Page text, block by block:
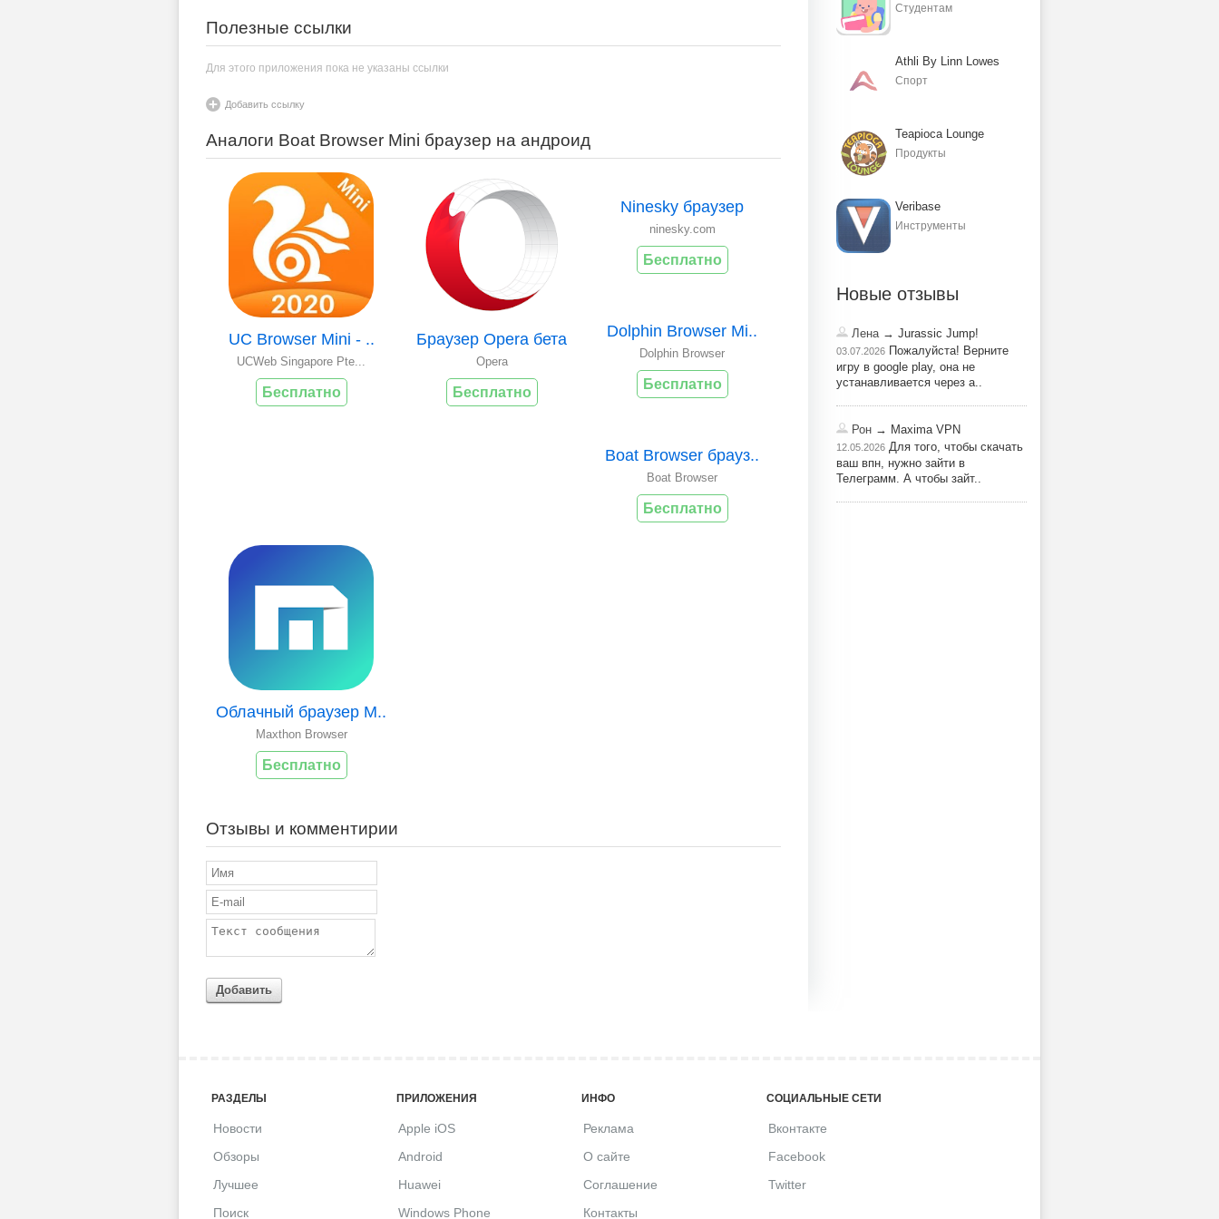
Полезные ссылки
Для этого приложения пока не указаны ссылки
Добавить ссылку
Аналоги Boat Browser Mini браузер на андроид
UC Browser Mini - ..
UCWeb Singapore Pte...
Бесплатно
Браузер Opera бета
Opera
Бесплатно
Ninesky браузер
ninesky.com
Бесплатно
Dolphin Browser Mi..
Dolphin Browser
Бесплатно
Boat Browser брауз..
Boat Browser
Бесплатно
Облачный браузер M..
Maxthon Browser
Бесплатно
Отзывы и комментирии
Добавить
Студентам
Athli By Linn Lowes
Спорт
Teapioca Lounge
Продукты
Veribase
Инструменты
Новые отзывы
Лена→ Jurassic Jump!
03.07.2026 Пожалуйста! Верните
игру в google play, она не
устанавливается через a..
Рон → Maxima VPN
12.05.2026 Для того, чтобы скачать
ваш впн, нужно зайти в
Телеграмм. А чтобы зайт..
РАЗДЕЛЫ
Новости
Обзоры
Лучшее
Поиск
ПРИЛОЖЕНИЯ
Apple iOS
Android
Huawei
Windows Phone
ИНФО
Реклама
О сайте
Соглашение
Контакты
СОЦИАЛЬНЫЕ СЕТИ
Вконтакте
Facebook
Twitter